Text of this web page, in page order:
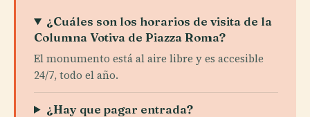
¿Cuáles son los horarios de visita de la
Columna Votiva de Piazza Roma?
El monumento está al aire libre y es accesible
24/7, todo el año.
¿Hay que pagar entrada?